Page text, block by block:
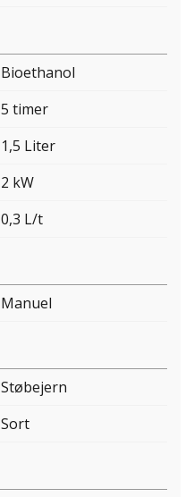
Bioethanol
5 timer
1,5 Liter
2 kW
0,3 L/t
Manuel
Støbejern
Sort